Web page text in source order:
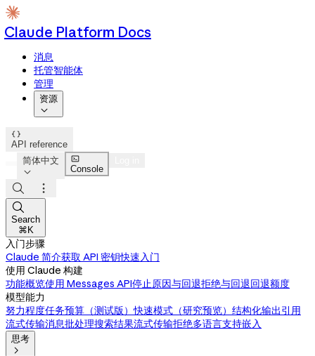
Claude Platform Docs
消息
托管智能体
管理
资源


API reference
简体中文


Console



Search
⌘K
入门步骤
Claude 简介获取 API 密钥快速入门
使用 Claude 构建
功能概览使用 Messages API停止原因与回退拒绝与回退回退额度
模型能力
努力程度任务预算（测试版）快速模式（研究预览） 结构化输出引用
流式传输消息批处理搜索结果流式传输拒绝多语言支持嵌入
思考
